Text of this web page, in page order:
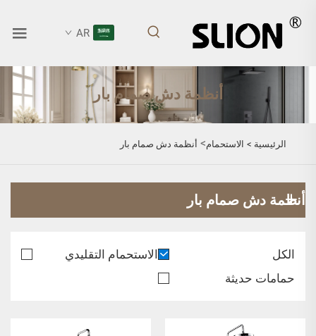
AR
أنظمة دش صمام بار
الرئيسية > الاستحمام> أنظمة دش صمام بار
أنظمة دش صمام بار
الكل
الاستحمام التقليدي
حمامات حديثة